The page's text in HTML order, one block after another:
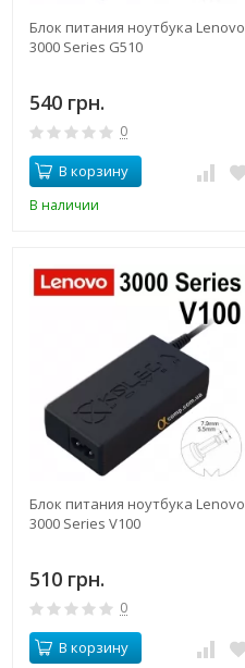
Блок питания ноутбука Lenovo
3000 Series G510
540 грн.
0
В корзину
В наличии
Блок питания ноутбука Lenovo
3000 Series V100
510 грн.
0
В корзину